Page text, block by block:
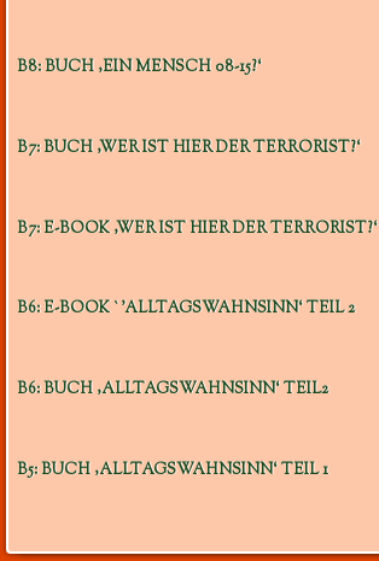
B8: BUCH ‚EIN MENSCH 08-15?‘
B7: BUCH ‚WER IST HIER DER TERRORIST?‘
B7: E-BOOK ‚WER IST HIER DER TERRORIST?‘
B6: E-BOOK `’ALLTAGSWAHNSINN‘ TEIL 2
B6: BUCH ‚ALLTAGSWAHNSINN‘ TEIL2
B5: BUCH ‚ALLTAGSWAHNSINN‘ TEIL 1